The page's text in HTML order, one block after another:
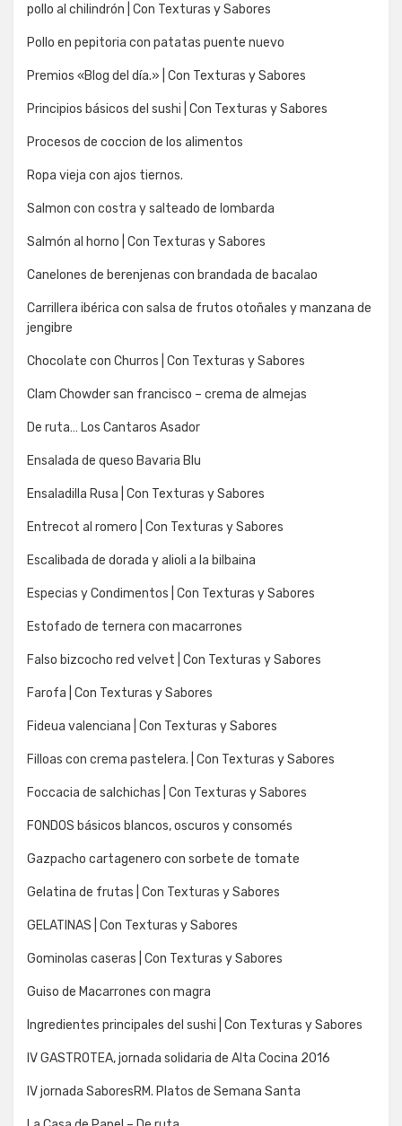
pollo al chilindrón | Con Texturas y Sabores
Pollo en pepitoria con patatas puente nuevo
Premios «Blog del día.» | Con Texturas y Sabores
Principios básicos del sushi | Con Texturas y Sabores
Procesos de coccion de los alimentos
Ropa vieja con ajos tiernos.
Salmon con costra y salteado de lombarda
Salmón al horno | Con Texturas y Sabores
Canelones de berenjenas con brandada de bacalao
Carrillera ibérica con salsa de frutos otoñales y manzana de
jengibre
Chocolate con Churros | Con Texturas y Sabores
Clam Chowder san francisco – crema de almejas
De ruta… Los Cantaros Asador
Ensalada de queso Bavaria Blu
Ensaladilla Rusa | Con Texturas y Sabores
Entrecot al romero | Con Texturas y Sabores
Escalibada de dorada y alioli a la bilbaina
Especias y Condimentos | Con Texturas y Sabores
Estofado de ternera con macarrones
Falso bizcocho red velvet | Con Texturas y Sabores
Farofa | Con Texturas y Sabores
Fideua valenciana | Con Texturas y Sabores
Filloas con crema pastelera. | Con Texturas y Sabores
Foccacia de salchichas | Con Texturas y Sabores
FONDOS básicos blancos, oscuros y consomés
Gazpacho cartagenero con sorbete de tomate
Gelatina de frutas | Con Texturas y Sabores
GELATINAS | Con Texturas y Sabores
Gominolas caseras | Con Texturas y Sabores
Guiso de Macarrones con magra
Ingredientes principales del sushi | Con Texturas y Sabores
IV GASTROTEA, jornada solidaria de Alta Cocina 2016
IV jornada SaboresRM. Platos de Semana Santa